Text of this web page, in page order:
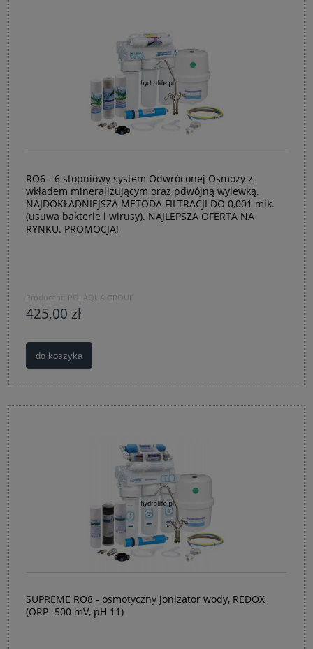
RO6 - 6 stopniowy system Odwróconej Osmozy z
wkładem mineralizującym oraz pdwójną wylewką.
NAJDOKŁADNIEJSZA METODA FILTRACJI DO 0,001 mik.
(usuwa bakterie i wirusy). NAJLEPSZA OFERTA NA
RYNKU. PROMOCJA!
Producent: POLAQUA GROUP
425,00 zł
do koszyka
SUPREME RO8 - osmotyczny jonizator wody, REDOX
(ORP -500 mV, pH 11)